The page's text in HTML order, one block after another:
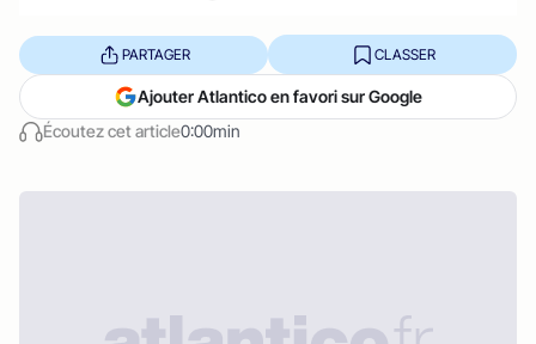
Écoutez cet article0:00min
PARTAGER CLASSER
Ajouter Atlantico en favori sur Google